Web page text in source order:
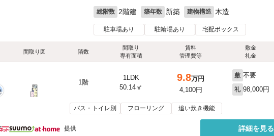
総階数 2階建 築年数 新築 建物構造 木造
駐車場あり 駐輪場あり 宅配ボックス
間取り図 階数
間取り
専有面積
賃料
管理費等
敷金
礼金
1階
1LDK
50.14㎡
9.8万円
4,100円
敷 不要
礼 98,000円
バス・トイレ別 フローリング 追い炊き機能
提供 詳細を見る